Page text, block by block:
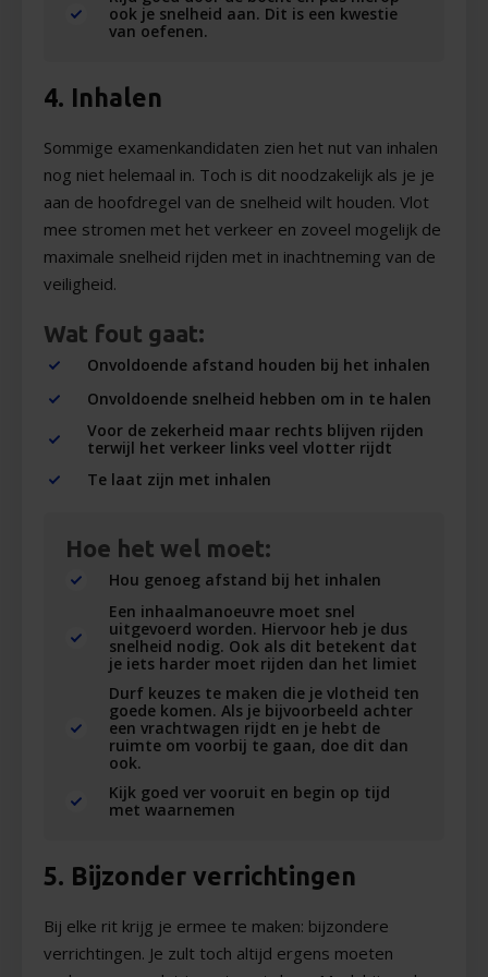
ook je snelheid aan. Dit is een kwestie
van oefenen.
4. Inhalen
Sommige examenkandidaten zien het nut van inhalen
nog niet helemaal in. Toch is dit noodzakelijk als je je
aan de hoofdregel van de snelheid wilt houden. Vlot
mee stromen met het verkeer en zoveel mogelijk de
maximale snelheid rijden met in inachtneming van de
veiligheid.
Wat fout gaat:
Onvoldoende afstand houden bij het inhalen
Onvoldoende snelheid hebben om in te halen
Voor de zekerheid maar rechts blijven rijden
terwijl het verkeer links veel vlotter rijdt
Te laat zijn met inhalen
Hoe het wel moet:
Hou genoeg afstand bij het inhalen
Een inhaalmanoeuvre moet snel
uitgevoerd worden. Hiervoor heb je dus
snelheid nodig. Ook als dit betekent dat
je iets harder moet rijden dan het limiet
Durf keuzes te maken die je vlotheid ten
goede komen. Als je bijvoorbeeld achter
een vrachtwagen rijdt en je hebt de
ruimte om voorbij te gaan, doe dit dan
ook.
Kijk goed ver vooruit en begin op tijd
met waarnemen
5. Bijzonder verrichtingen
Bij elke rit krijg je ermee te maken: bijzondere
verrichtingen. Je zult toch altijd ergens moeten